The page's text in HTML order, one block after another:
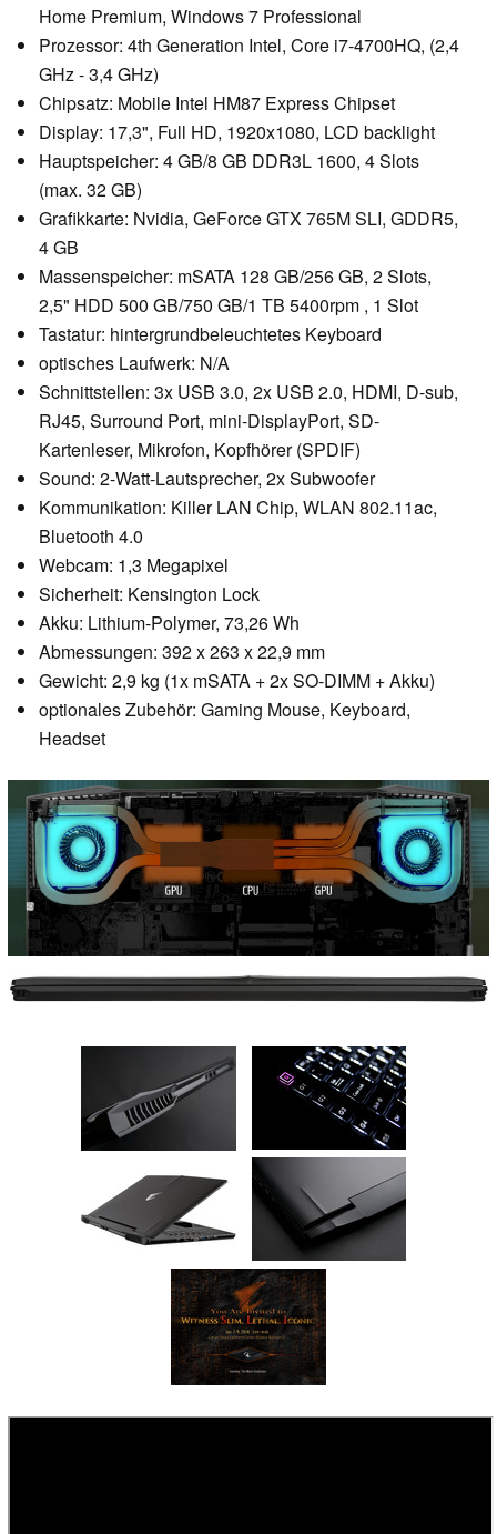
Home Premium, Windows 7 Professional
Prozessor: 4th Generation Intel, Core i7-4700HQ, (2,4
GHz - 3,4 GHz)
Chipsatz: Mobile Intel HM87 Express Chipset
Display: 17,3", Full HD, 1920x1080, LCD backlight
Hauptspeicher: 4 GB/8 GB DDR3L 1600, 4 Slots
(max. 32 GB)
Grafikkarte: Nvidia, GeForce GTX 765M SLI, GDDR5,
4 GB
Massenspeicher: mSATA 128 GB/256 GB, 2 Slots,
2,5" HDD 500 GB/750 GB/1 TB 5400rpm , 1 Slot
Tastatur: hintergrundbeleuchtetes Keyboard
optisches Laufwerk: N/A
Schnittstellen: 3x USB 3.0, 2x USB 2.0, HDMI, D-sub,
RJ45, Surround Port, mini-DisplayPort, SD-
Kartenleser, Mikrofon, Kopfhörer (SPDIF)
Sound: 2-Watt-Lautsprecher, 2x Subwoofer
Kommunikation: Killer LAN Chip, WLAN 802.11ac,
Bluetooth 4.0
Webcam: 1,3 Megapixel
Sicherheit: Kensington Lock
Akku: Lithium-Polymer, 73,26 Wh
Abmessungen: 392 x 263 x 22,9 mm
Gewicht: 2,9 kg (1x mSATA + 2x SO-DIMM + Akku)
optionales Zubehör: Gaming Mouse, Keyboard,
Headset